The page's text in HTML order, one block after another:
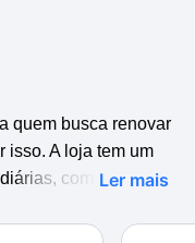
quem busca renovar
isso. A loja tem um
com um preço
muitos produtos o
Ler mais